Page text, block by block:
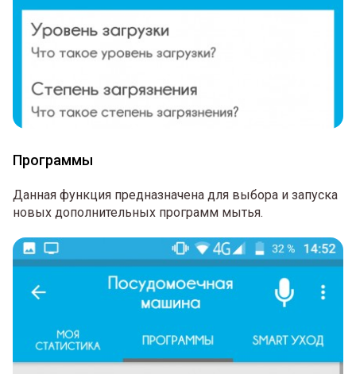
Программы
Данная функция предназначена для выбора и запуска
новых дополнительных программ мытья.